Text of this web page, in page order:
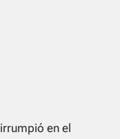
irrumpió en el